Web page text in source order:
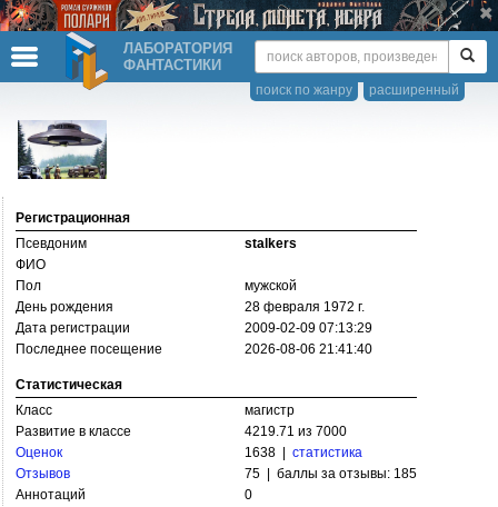
ЛАБОРАТОРИЯ
ФАНТАСТИКИ
расширенный
поиск по жанру
Регистрационная
Псевдоним
stalkers
ФИО
Пол
мужской
День рождения
28 февраля 1972 г.
Дата регистрации
2009-02-09 07:13:29
Последнее посещение
2026-08-06 21:41:40
Статистическая
Класс
магистр
Развитие в классе
4219.71 из 7000
Оценок
1638 | статистика
Отзывов
75 | баллы за отзывы: 185
Аннотаций
0